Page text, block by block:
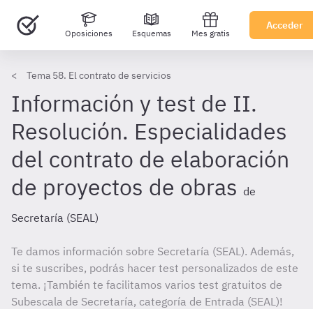
Oposiciones Esquemas Mes gratis
Acceder
Tema 58. El contrato de servicios
Información y test de II.
Resolución. Especialidades
del contrato de elaboración
de proyectos de obras de
Secretaría (SEAL)
Te damos información sobre Secretaría (SEAL). Además,
si te suscribes, podrás hacer test personalizados de este
tema. ¡También te facilitamos varios test gratuitos de
Subescala de Secretaría, categoría de Entrada (SEAL)!